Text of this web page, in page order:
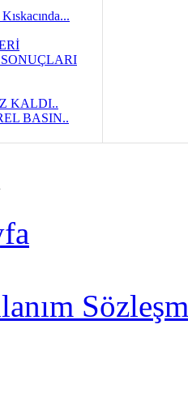
KALDI..
BASIN..